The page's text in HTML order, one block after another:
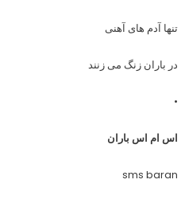
تنها آدم های آهنی
در باران زنگ می زنند
•
اس ام اس باران
sms baran